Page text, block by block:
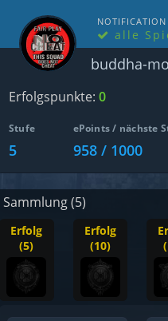
alle
buddha-
Erfolgspunkte: 0
Stufe
5
ePoints / nächste
958 / 1000
Sammlung (5)
Erfolg
(5)
Erfolg
(10)